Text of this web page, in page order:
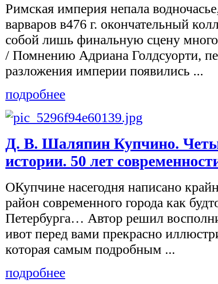
Римская империя непала
варваров в476 г. окончательный
собой лишь финальную сцену
/ Помнению Адриана Голдсуорти,
разложения империи появились ...
подробнее
Д. В. Шаляпин Купчино.
истории. 50 лет
ОКупчине насегодня написано
район современного города как
Петербурга… Автор решил
ивот перед вами прекрасно
которая самым подробным ...
подробнее